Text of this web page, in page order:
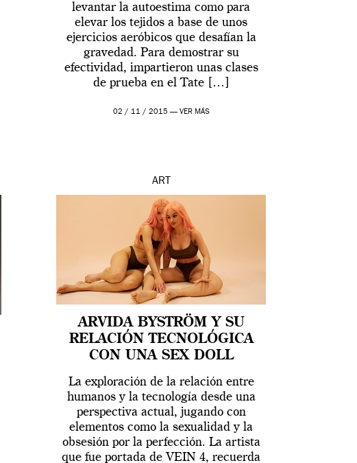
levantar la autoestima como para
elevar los tejidos a base de unos
ejercicios aeróbicos que desafían la
gravedad. Para demostrar su
efectividad, impartieron unas clases
de prueba en el Tate […]
02 / 11 / 2015 — VER MÁS
ART
ARVIDA BYSTRÖM Y SU
RELACIÓN TECNOLÓGICA
CON UNA SEX DOLL
La exploración de la relación entre
humanos y la tecnología desde una
perspectiva actual, jugando con
elementos como la sexualidad y la
obsesión por la perfección. La artista
que fue portada de VEIN 4, recuerda